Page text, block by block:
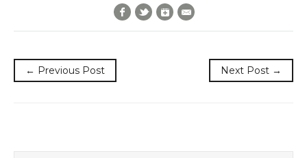
Facebook
TwitterGoogle+
← Previous Post Next Post →